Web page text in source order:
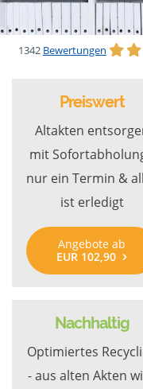
1342 Bewertungen
Preiswert
Altakten
mit
nur ein Termin &
ist erledigt
Angebote ab
EUR 102,90
Nachhaltig
Optimiertes
- aus alten Akten